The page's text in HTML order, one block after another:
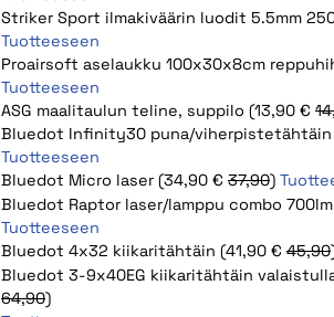
Striker Sport ilmakiväärin luodit 5.5mm
Tuotteeseen
Proairsoft aselaukku 100x30x8cm
Tuotteeseen
ASG maalitaulun teline, suppilo (13,90 €
Bluedot Infinity30 puna/viherpistetähtäin
Tuotteeseen
Bluedot Micro laser (34,90 € 37,90)
Bluedot Raptor laser/lamppu combo
Tuotteeseen
Bluedot 4x32 kiikaritähtäin (41,90 € 45,90
Bluedot 3-9x40EG kiikaritähtäin
64,90)